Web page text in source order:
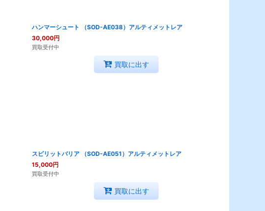
ハンマーシュート （SOD-AE038）アルティメットレア
30,000円
買取受付中
買取に出す
スピリットバリア （SOD-AE051）アルティメットレア
15,000円
買取受付中
買取に出す